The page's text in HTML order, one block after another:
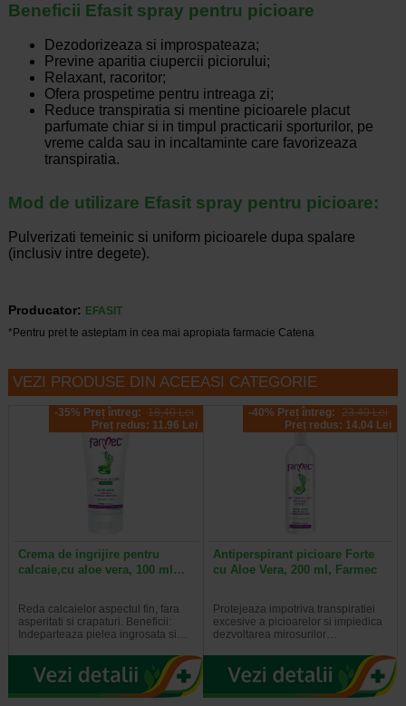
Beneficii Efasit spray pentru picioare
Dezodorizeaza si improspateaza;
Previne aparitia ciupercii piciorului;
Relaxant, racoritor;
Ofera prospetime pentru intreaga zi;
Reduce transpiratia si mentine picioarele placut
parfumate chiar si in timpul practicarii sporturilor, pe
vreme calda sau in incaltaminte care favorizeaza
transpiratia.
Mod de utilizare Efasit spray pentru picioare:
Pulverizati temeinic si uniform picioarele dupa spalare
(inclusiv intre degete).
Producator:
EFASIT
*Pentru pret te asteptam in cea mai apropiata farmacie Catena
VEZI PRODUSE DIN ACEEASI CATEGORIE
-35% Preț întreg: 18,40 Lei
Preț redus: 11.96 Lei
Crema de ingrijire pentru
calcaie,cu aloe vera, 100 ml…
Reda calcaielor aspectul fin, fara
asperitati si crapaturi. Beneficii:
Indeparteaza pielea ingrosata si…
-40% Preț întreg: 23.40 Lei
Preț redus: 14.04 Lei
Antiperspirant picioare Forte
cu Aloe Vera, 200 ml, Farmec
Protejeaza impotriva transpiratiei
excesive a picioarelor si impiedica
dezvoltarea mirosurilor…